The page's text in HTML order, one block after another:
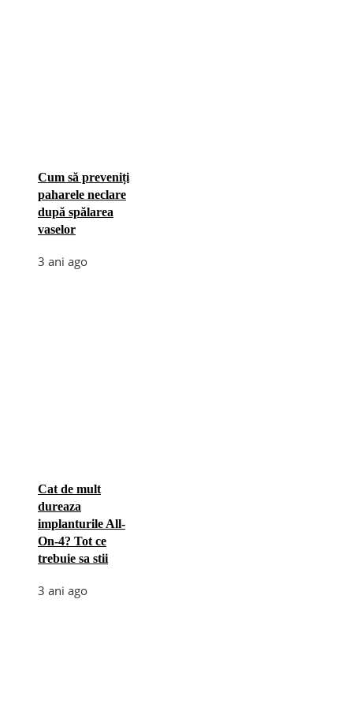
Cum să preveniți
paharele neclare
după spălarea
vaselor
3 ani ago
Cat de mult
dureaza
implanturile All-
On-4? Tot ce
trebuie sa stii
3 ani ago